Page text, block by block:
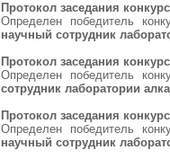
Протокол заседания
Определен победитель
научный сотрудник
Протокол заседания
Определен победитель
сотрудник лаборатории
Протокол заседания
Определен победитель
научный сотрудник